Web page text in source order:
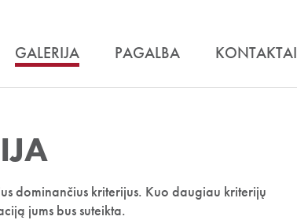
GALERIJA PAGALBA KONTAKTAI
dominančius kriterijus. Kuo daugiau kriterijų
jums bus suteikta.